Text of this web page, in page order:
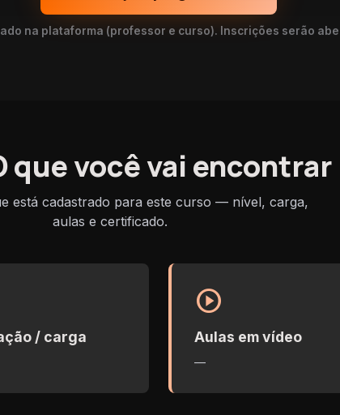
na plataforma (professor e curso). Inscrições serão
que você vai encontrar
está cadastrado para este curso — nível, carga,
aulas e certificado.
/ carga
play_circle
Aulas em vídeo
—